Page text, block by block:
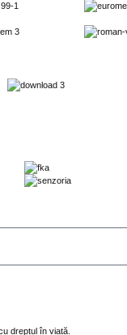
dreptul în viață.